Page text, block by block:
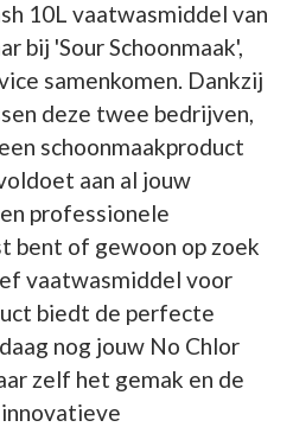
10L vaatwasmiddel van
bij 'Sour Schoonmaak',
samenkomen. Dankzij
deze twee bedrijven,
schoonmaakproduct
aan al jouw
professionele
bent of gewoon op zoek
vaatwasmiddel voor
biedt de perfecte
nog jouw No Chlor
zelf het gemak en de
innovatieve